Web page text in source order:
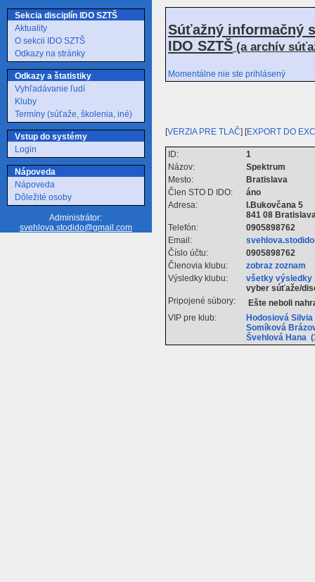
Sekcia disciplín IDO SZTŠ
Aktuality
O sekcii IDO SZTŠ
Odkazy na stránky
Odkazy a štatistiky
Vyhľadávanie ľudí
Kluby
Termíny (súťaže, školenia, iné)
Vstup do systémy
Login
Nápoveda
Nápoveda
Dôležité osoby
Administrátor:
svehlova.stodido@gmail.com
Súťažný informačný
IDO SZTŠ (a archív
Momentálne nie ste prihlásený
[VERZIA PRE TLAČ] [EXPORT DO
ID:
1
Názov:
Spektrum
Mesto:
Bratislava
Člen STO D IDO:
áno
Adresa:
I.Bukovčana 5
841 08
Telefón:
0905898762
Email:
Číslo účtu:
0905898762
Členovia klubu:
zobraz zoznam
Výsledky klubu:
všetky výsledky
vyber súťaže/
Pripojené súbory:
Ešte neboli
VIP pre klub:
Hodosiová
Somíková
Švehlová Hana